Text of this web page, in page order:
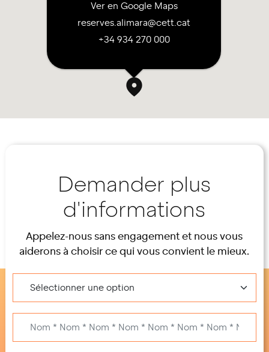
Ver en Google Maps
reserves.alimara@cett.cat
+34 934 270 000
Demander plus
d'informations
Appelez-nous sans engagement et nous vous
aiderons à choisir ce qui vous convient le mieux.